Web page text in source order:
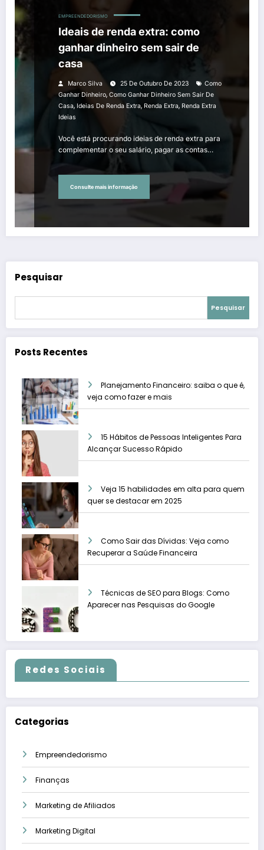
EMPREENDEDORISMO
Ideais de renda extra: como
ganhar dinheiro sem sair de
casa
Marco Silva 25 De Outubro De 2023
Como
Ganhar Dinheiro, Como Ganhar Dinheiro Sem Sair De
Casa, Ideias De Renda Extra, Renda Extra, Renda Extra
Ideias
Você está procurando ideias de renda extra para
complementar o seu salário, pagar as contas…
Consulte mais informação
Pesquisar
Pesquisar
Posts Recentes
Planejamento Financeiro: saiba o que é,
veja como fazer e mais
15 Hábitos de Pessoas Inteligentes Para
Alcançar Sucesso Rápido
Veja 15 habilidades em alta para quem
quer se destacar em 2025
Como Sair das Dívidas: Veja como
Recuperar a Saúde Financeira
Técnicas de SEO para Blogs: Como
Aparecer nas Pesquisas do Google
Redes Sociais
Categorias
Empreendedorismo
Finanças
Marketing de Afiliados
Marketing Digital